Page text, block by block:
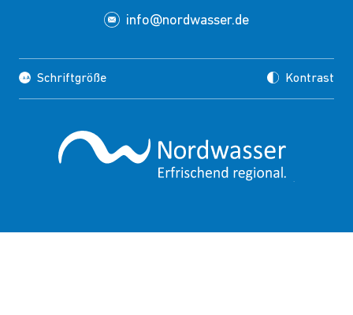
info@nordwasser.de
Schriftgröße Kontrast